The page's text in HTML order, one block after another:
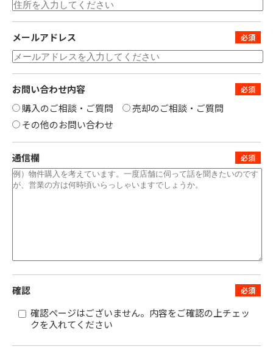
メールアドレス
お問い合わせ内容
購入のご相談・ご質問
売却のご相談・ご質問
その他のお問い合わせ
通信欄
確認
確認ページはございません。内容をご確認の上チェッ
クを入れてください